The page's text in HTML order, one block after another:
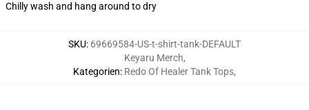
Chilly wash and hang around to dry
SKU: 69669584-US-t-shirt-tank-DEFAULT
Kategorien:
Keyaru Merch,
Redo Of Healer Tank Tops,